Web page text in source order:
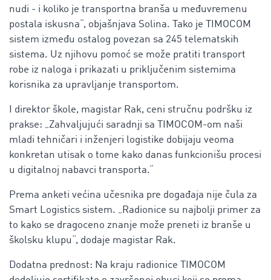
nudi - i koliko je transportna branša u međuvremenu
postala iskusna“, objašnjava Solina. Tako je TIMOCOM
sistem između ostalog povezan sa 245 telematskih
sistema. Uz njihovu pomoć se može pratiti transport
robe iz naloga i prikazati u priključenim sistemima
korisnika za upravljanje transportom.
I direktor škole, magistar Rak, ceni stručnu podršku iz
prakse: „Zahvaljujući saradnji sa TIMOCOM-om naši
mladi tehničari i inženjeri logistike dobijaju veoma
konkretan utisak o tome kako danas funkcionišu procesi
u digitalnoj nabavci transporta.“
Prema anketi većina učesnika pre događaja nije čula za
Smart Logistics sistem. „Radionice su najbolji primer za
to kako se dragoceno znanje može preneti iz branše u
školsku klupu“, dodaje magistar Rak.
Dodatna prednost: Na kraju radionice TIMOCOM